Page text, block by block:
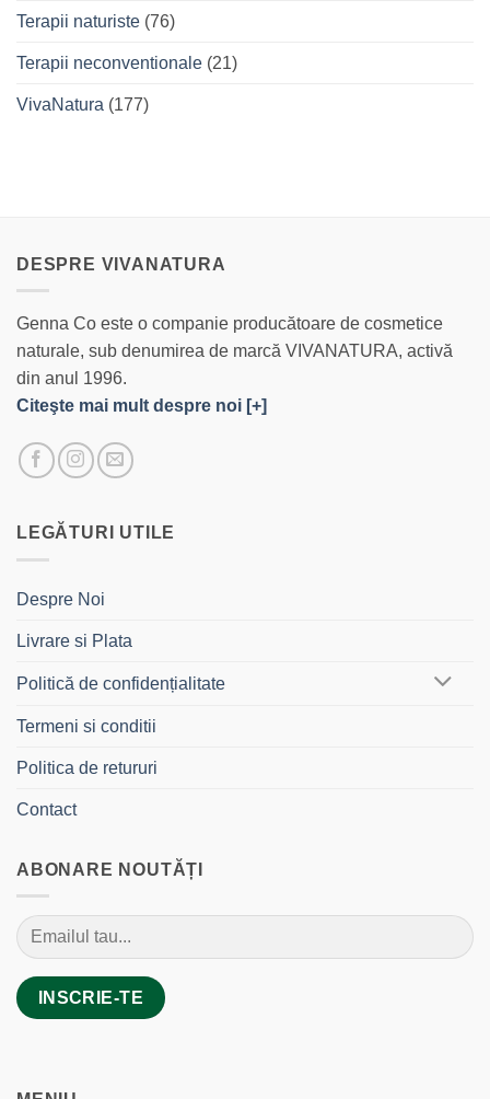
Terapii naturiste (76)
Terapii neconventionale (21)
VivaNatura (177)
DESPRE VIVANATURA
Genna Co este o companie producătoare de cosmetice
naturale, sub denumirea de marcă VIVANATURA, activă
din anul 1996.
Citeşte mai mult despre noi [+]
LEGĂTURI UTILE
Despre Noi
Livrare si Plata
Politică de confidențialitate
Termeni si conditii
Politica de retururi
Contact
ABONARE NOUTĂȚI